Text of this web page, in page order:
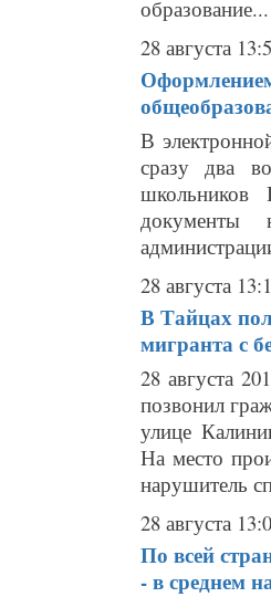
образование...
28 августа
В
сразу два
школьников
документы
28 августа
В Тайцах
мигранта с
28 августа
позвонил
улице
На место
нарушитель
28 августа
По всей
- в среднем